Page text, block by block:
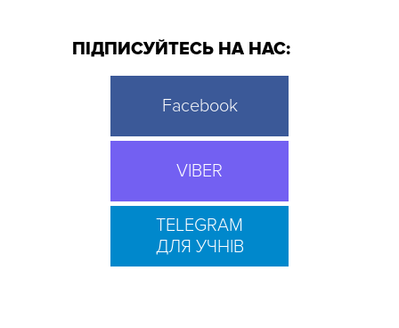
ПІДПИСУЙТЕСЬ НА НАС:
Facebook
VIBER
TELEGRAM
ДЛЯ УЧНІВ